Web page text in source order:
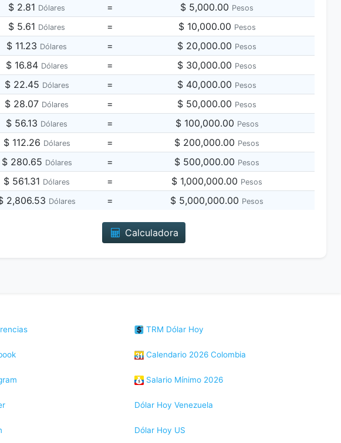
$ 2.81 Dólares = $ 5,000.00 Pesos
$ 5.61 Dólares = $ 10,000.00 Pesos
$ 11.23 Dólares = $ 20,000.00 Pesos
$ 16.84 Dólares = $ 30,000.00 Pesos
$ 22.45 Dólares = $ 40,000.00 Pesos
$ 28.07 Dólares = $ 50,000.00 Pesos
$ 56.13 Dólares = $ 100,000.00 Pesos
$ 112.26 Dólares = $ 200,000.00 Pesos
$ 280.65 Dólares = $ 500,000.00 Pesos
$ 561.31 Dólares = $ 1,000,000.00 Pesos
2,806.53 Dólares = $ 5,000,000.00 Pesos
Calculadora
TRM Dólar Hoy
Calendario 2026 Colombia
Salario Mínimo 2026
Dólar Hoy Venezuela
Dólar Hoy US